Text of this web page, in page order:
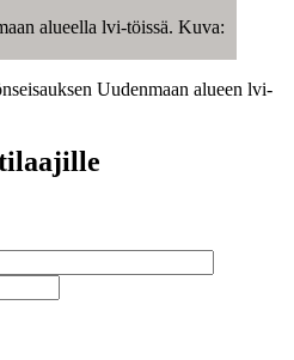
alueella lvi-töissä. Kuva:
Uudenmaan alueen lvi-